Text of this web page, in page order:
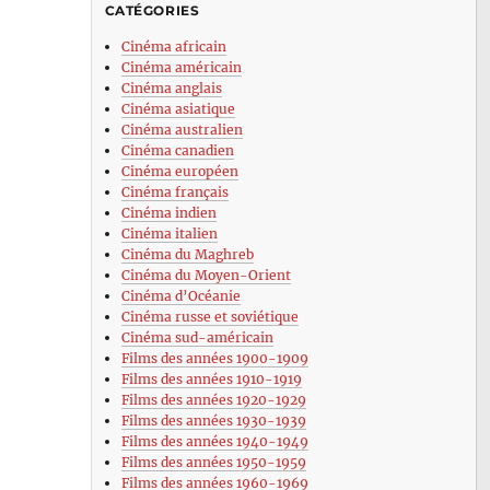
CATÉGORIES
Cinéma africain
Cinéma américain
Cinéma anglais
Cinéma asiatique
Cinéma australien
Cinéma canadien
Cinéma européen
Cinéma français
Cinéma indien
Cinéma italien
Cinéma du Maghreb
Cinéma du Moyen-Orient
Cinéma d’Océanie
Cinéma russe et soviétique
Cinéma sud-américain
Films des années 1900-1909
Films des années 1910-1919
Films des années 1920-1929
Films des années 1930-1939
Films des années 1940-1949
Films des années 1950-1959
Films des années 1960-1969